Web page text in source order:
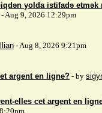
yolda istifadə etmək
Aug 9, 2026 12:29pm
- Aug 8, 2026 9:21pm
argent en ligne? - by
elles cet argent en